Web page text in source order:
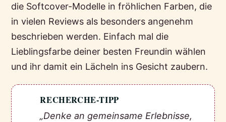
die Softcover-Modelle in fröhlichen Farben, die
in vielen Reviews als besonders angenehm
beschrieben werden. Einfach mal die
Lieblingsfarbe deiner besten Freundin wählen
und ihr damit ein Lächeln ins Gesicht zaubern.
RECHERCHE-TIPP
„Denke an gemeinsame Erlebnisse,